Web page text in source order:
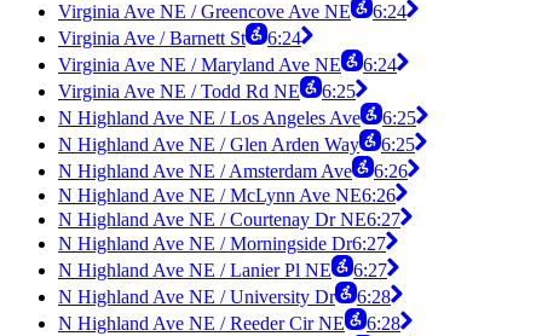
Virginia Ave NE / Greencove Ave NE
6:24
Virginia Ave / Barnett St
6:24
Virginia Ave NE / Maryland Ave NE
6:24
Virginia Ave NE / Todd Rd NE
6:25
N Highland Ave NE / Los Angeles Ave
6:25
N Highland Ave NE / Glen Arden Way
6:25
N Highland Ave NE / Amsterdam Ave
6:26
N Highland Ave NE / McLynn Ave NE6:26
N Highland Ave NE / Courtenay Dr NE6:27
N Highland Ave NE / Morningside Dr6:27
N Highland Ave NE / Lanier Pl NE
6:27
N Highland Ave NE / University Dr
6:28
N Highland Ave NE / Reeder Cir NE
6:28